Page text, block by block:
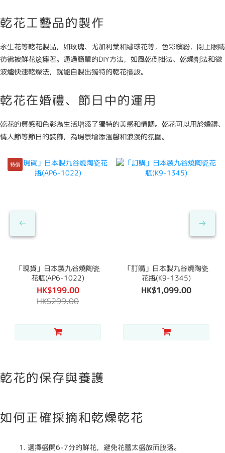
乾花工藝品的製作
永生花等乾花製品，如玫瑰、尤加利葉和繡球花等，色彩繽紛，閉上眼睛
彷彿被鮮花簇擁著。通過簡單的DIY方法，如風乾倒掛法、乾燥劑法和微
波爐快速乾燥法，就能自製出獨特的乾花擺設。
乾花在婚禮、節日中的運用
乾花的質感和色彩為生活增添了獨特的美感和情調。乾花可以用於婚禮、
情人節等節日的裝飾，為場景增添溫馨和浪漫的氛圍。
特價
「現貨」日本製九谷燒陶瓷
花瓶(AP6-1022)
HK$199.00
HK$299.00
「訂購」日本製九谷燒陶瓷
花瓶(K9-1345)
HK$1,099.00
乾花的保存與養護
如何正確採摘和乾燥乾花
選擇盛開6-7分的鮮花，避免花蕾太盛放而脫落。